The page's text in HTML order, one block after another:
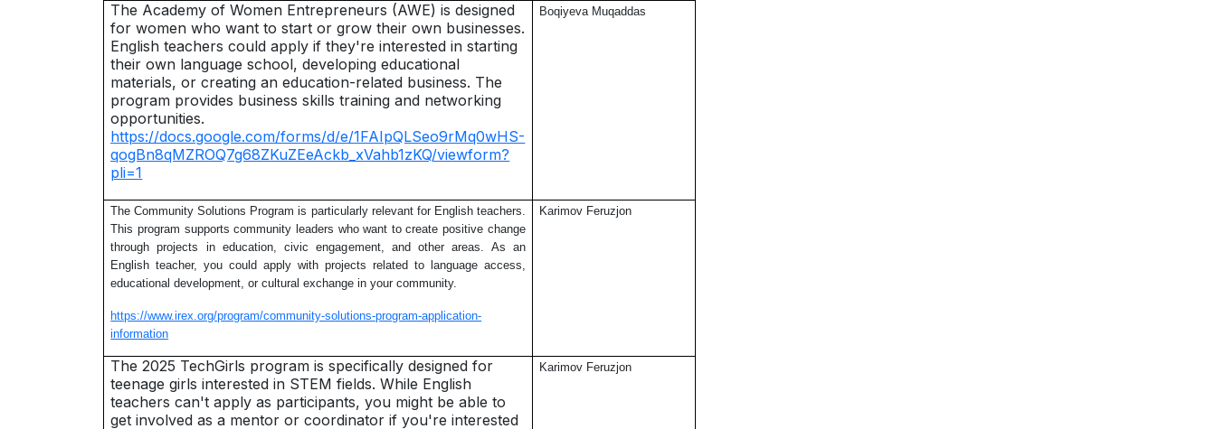
The Academy of Women Entrepreneurs (AWE) is designed
for women who want to start or grow their own businesses.
English teachers could apply if they're interested in starting
their own language school, developing educational
materials, or creating an education-related business. The
program provides business skills training and networking
opportunities.
https://docs.google.com/forms/d/e/1FAIpQLSeo9rMq0wHS-
qogBn8qMZROQ7g68ZKuZEeAckb_xVahb1zKQ/viewform?
pli=1
Boqiyeva Muqaddas
The Community Solutions Program is particularly relevant for English teachers.
This program supports community leaders who want to create positive change
through projects in education, civic engagement, and other areas. As an
English teacher, you could apply with projects related to language access,
educational development, or cultural exchange in your community.
https://www.irex.org/program/community-solutions-program-application-
information
Karimov Feruzjon
The 2025 TechGirls program is specifically designed for
teenage girls interested in STEM fields. While English
teachers can't apply as participants, you might be able to
get involved as a mentor or coordinator if you're interested
Karimov Feruzjon